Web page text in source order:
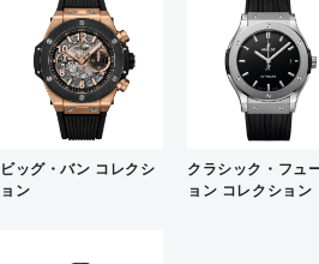
ビッグ・バン コレクシ
ョン
クラシック・フュ
ョン コレクション